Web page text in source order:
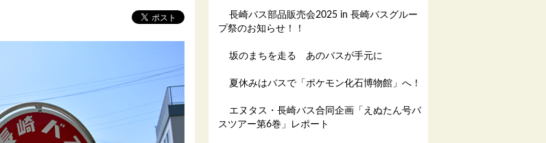
長崎バス部品販売会2025 in 長崎バスグルー
プ祭のお知らせ！！
坂のまちを走る あのバスが手元に
夏休みはバスで「ポケモン化石博物館」へ！
エヌタス・長崎バス合同企画「えぬたん号バ
スツアー第6巻」レポート